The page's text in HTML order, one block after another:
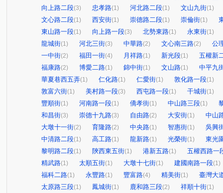
向上路二段(3) 忠孝路(1) 河北路二段(1) 文山九街(1)
文心路二段(1) 西安街(1) 崇德路二段(1) 崇倫街(1)
東山路一段(1) 向上路一段(3) 北勢東路(1) 永東街(1)
龍城街(1) 河北三街(3) 中華路(2) 文心南三路(2)
公
一中街(2) 福田一街(4) 月祥路(1) 新光段(1)
五權新
福康路(2) 博愛二路(1) 錦中街(1) 文山路(1)
中平九
華夏巷西五弄(1) 仁化路(1) 仁愛街(1) 敦化路一段(1)
敦富六街(1) 美村路一段(3) 西屯路一段(1) 干城街(1)
豐順街(1) 河南路一段(1) 僑孝街(1) 中山路三段(1)
和昌街(3) 崇德十九路(3) 自由路(2) 大安街(1)
中山
大墩十一街(2) 育隆路(2) 中央路(1) 智惠街(1)
吳興
中清路二段(1) 高工路(1) 龍新路(1) 光榮街(1)
東光
黎明路二段(1) 陝西東五街(1) 港新五路(1)
五權西路一
精武路(1) 太順五街(1) 大墩十七街(1) 建國南路一段(1)
福科二路(1) 永豐路(1) 豐富路(4) 精美街(1)
臺灣大
太原路三段(1) 鳳城街(1) 鹿和路三段(2) 祥順十街(1)